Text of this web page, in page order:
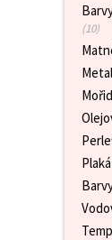
(10)